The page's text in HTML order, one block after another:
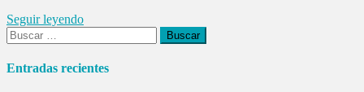
Seguir leyendo
Buscar:
Entradas recientes